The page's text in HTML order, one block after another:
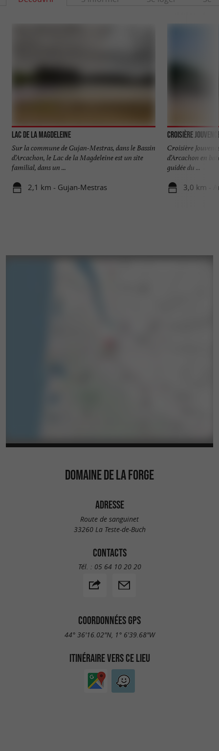
Lac de la Magdeleine
Sur la commune de Gujan-Mestras, dans le Bassin
d’Arcachon, le Lac de la Magdeleine est un site
familial, dans un ...
2,1 km - Gujan-Mestras
Croisière
Croisière
d’Arcachon en
guidée du ...
3,0 km -
DOMAINE DE LA FORGE
ADRESSE
Route de sanguinet
33260 La Teste-de-Buch
CONTACTS
Tél. : 05 64 10 20 20
COORDONNÉES GPS
44° 36'16.02"N, 1° 6'39.68"W
ITINÉRAIRE VERS CE LIEU